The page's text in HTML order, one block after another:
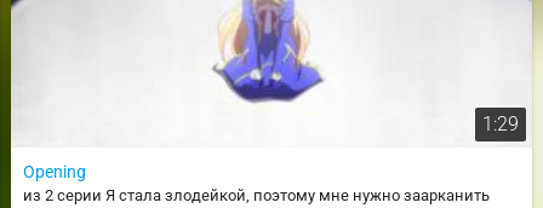
1:29
Opening
из 2 серии Я стала злодейкой, поэтому мне нужно заарканить